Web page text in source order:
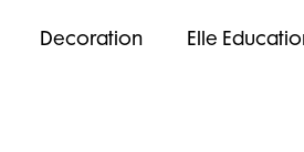
Decoration Elle